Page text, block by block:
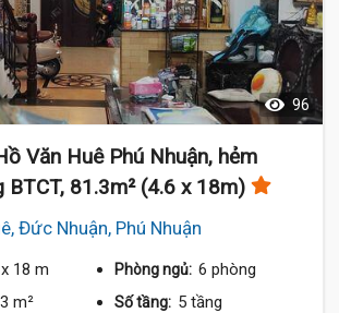
96
Văn Huê Phú Nhuận, hẻm
BTCT, 81.3m² (4.6 x 18m)
Đức Nhuận, Phú Nhuận
x 18 m Phòng ngủ: 6 phòng
m² Số tầng: 5 tầng